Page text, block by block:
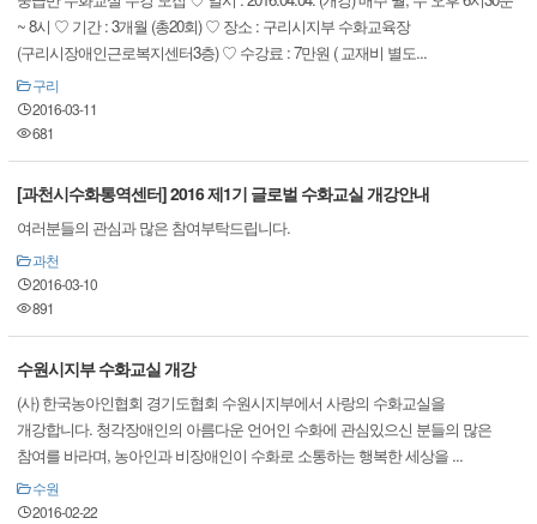
~ 8시 ♡ 기간 : 3개월 (총20회) ♡ 장소 : 구리시지부 수화교육장
(구리시장애인근로복지센터3층) ♡ 수강료 : 7만원 ( 교재비 별도...
구리
2016-03-11
681
[과천시수화통역센터] 2016 제1기 글로벌 수화교실 개강안내
여러분들의 관심과 많은 참여부탁드립니다.
과천
2016-03-10
891
수원시지부 수화교실 개강
(사) 한국농아인협회 경기도협회 수원시지부에서 사랑의 수화교실을
개강합니다. 청각장애인의 아름다운 언어인 수화에 관심있으신 분들의 많은
참여를 바라며, 농아인과 비장애인이 수화로 소통하는 행복한 세상을 ...
수원
2016-02-22